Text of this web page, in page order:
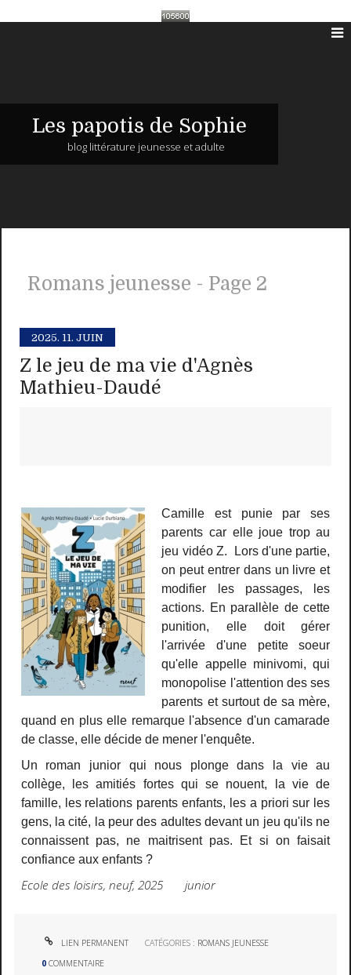
Les papotis de Sophie
blog littérature jeunesse et adulte
Romans jeunesse - Page 2
2025. 11. JUIN
Z le jeu de ma vie d'Agnès
Mathieu-Daudé
Camille est punie par ses
parents car elle joue trop au
jeu vidéo Z. Lors d'une partie,
on peut entrer dans un livre et
modifier les passages, les
actions. En parallèle de cette
punition, elle doit gérer
l'arrivée d'une petite soeur
qu'elle appelle minivomi, qui
monopolise l'attention des ses
parents et surtout de sa mère,
quand en plus elle remarque l'absence d'un camarade
de classe, elle décide de mener l'enquête.
Un roman junior qui nous plonge dans la vie au
collège, les amitiés fortes qui se nouent, la vie de
famille, les relations parents enfants, les a priori sur les
gens, la cité, la peur des adultes devant un jeu qu'ils ne
connaissent pas, ne maitrisent pas. Et si on faisait
confiance aux enfants ?
Ecole des loisirs, neuf, 2025 junior
LIEN PERMANENT CATÉGORIES : ROMANS JEUNESSE
0 COMMENTAIRE